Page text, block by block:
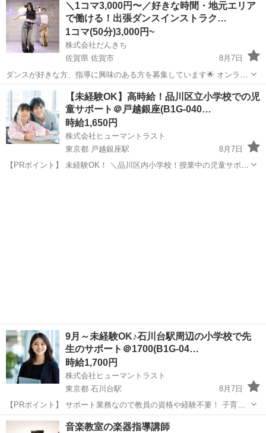
＼1コマ3,000円〜／好きな時間・地元エリア
で働ける！出張ダンスインストラク…
1コマ(50分)3,000円~
株式会社だんきち
佐賀県 佐賀市
8月7日
ダンスが好きな方、指導に興味のある方を募集しています🌟 オンライ
ンダンススクール「スポともダンス」を運営する株式会社だんきちで
す。 この度、佐賀市エリアでの出張（対面）レッスンを担当していた
だけるインストラクターを募...
佐賀 佐賀市 インストラクター フリーランス
【未経験OK】高時給！品川区立小学校での児
童サポート＠戸越銀座(B1G-040…
時給1,650円
株式会社ヒューマントラスト
東京都 戸越銀座駅
8月7日
【PRポイント】 未経験OK！ ＼品川区内小学校！授業中の児童サポー
9月～未経験OK♪石川台駅周辺の小学校で先
生のサポート＠1700(B1G-04…
時給1,700円
株式会社ヒューマントラスト
東京都 石川台駅
8月7日
【PRポイント】 サポート業務なので教員の資格や経験不要！ 子育て
経験や様々なお仕事の経験を活かせるお仕事です 幅広い年代が活躍
東京 世田谷区 石川台駅 その他 ヒューマントラスト
音楽教室の楽器指導講師